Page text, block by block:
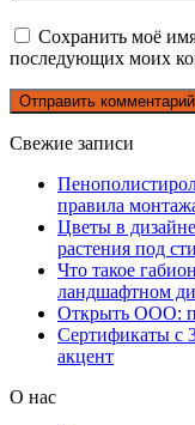
Сохранить моё
последующих моих
Свежие записи
правила
Цветы в
растения под
Что такое
ландшафтном
Открыть ООО:
Сертификаты с
акцент
О нас